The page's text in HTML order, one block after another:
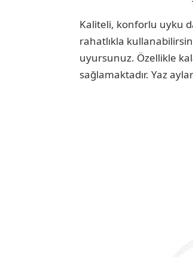
Kaliteli, konforlu uyku
rahatlıkla
uyursunuz. Özellikle
sağlamaktadır. Yaz